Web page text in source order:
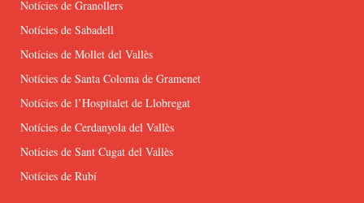
Notícies de Granollers
Notícies de Sabadell
Notícies de Mollet del Vallès
Notícies de Santa Coloma de Gramenet
Notícies de l’Hospitalet de Llobregat
Notícies de Cerdanyola del Vallès
Notícies de Sant Cugat del Vallès
Notícies de Rubí